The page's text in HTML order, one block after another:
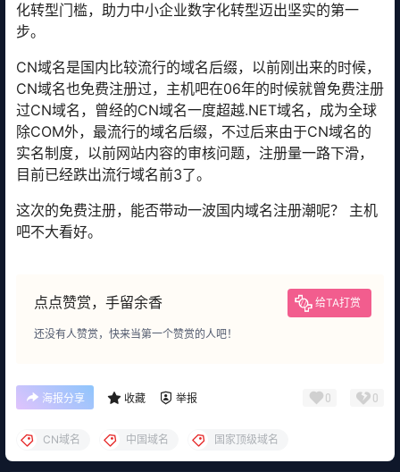
化转型门槛，助力中小企业数字化转型迈出坚实的第一
步。
CN域名是国内比较流行的域名后缀，以前刚出来的时候，
CN域名也免费注册过，主机吧在06年的时候就曾免费注册
过CN域名，曾经的CN域名一度超越.NET域名，成为全球
除COM外，最流行的域名后缀，不过后来由于CN域名的
实名制度，以前网站内容的审核问题，注册量一路下滑，
目前已经跌出流行域名前3了。
这次的免费注册，能否带动一波国内域名注册潮呢？ 主机
吧不大看好。
点点赞赏，手留余香 给TA打赏
还没有人赞赏，快来当第一个赞赏的人吧！
海报分享 收藏 举报 0 0
CN域名 中国域名 国家顶级域名